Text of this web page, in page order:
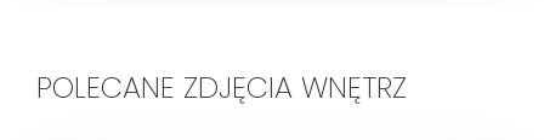
POLECANE ZDJĘCIA WNĘTRZ